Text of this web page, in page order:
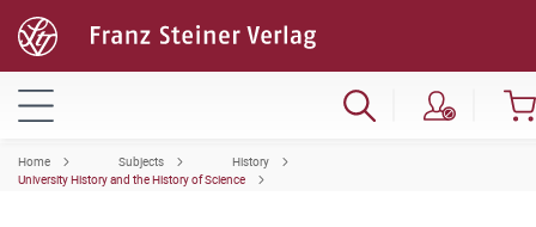
Home Subjects
History
University History and the History of Science